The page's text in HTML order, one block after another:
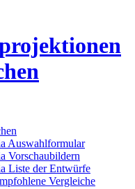
Auswahlformular
Vorschaubildern
Liste der Entwürfe
Vergleiche